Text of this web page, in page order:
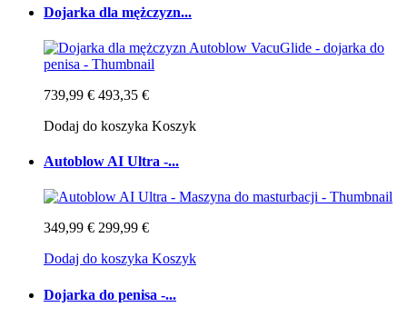
Dojarka dla mężczyzn...
739,99 € 493,35 €
Dodaj do koszyka Koszyk
Autoblow AI Ultra -...
349,99 € 299,99 €
Dodaj do koszyka Koszyk
Dojarka do penisa -...